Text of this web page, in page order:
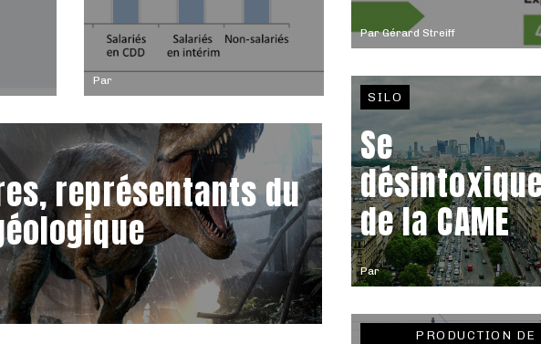
Par
ParGérard Streiff
Par
SILO
Se
de la CAME
représentants du
PRODUCTION DE